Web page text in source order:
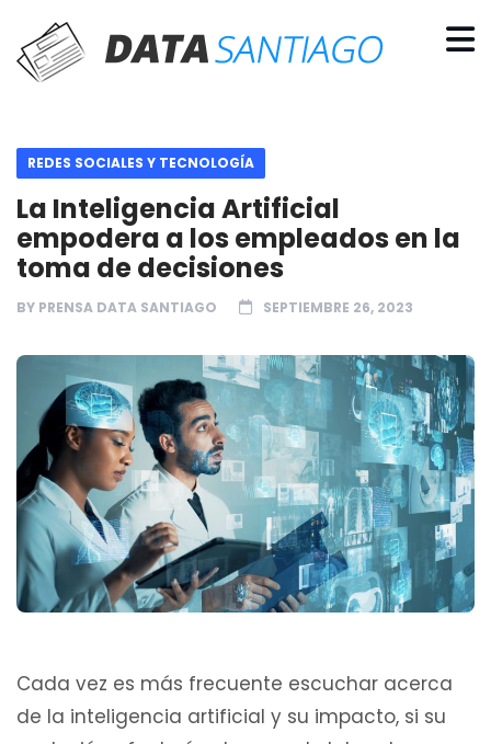
REDES SOCIALES Y TECNOLOGÍA
La Inteligencia Artificial
empodera a los empleados en la
toma de decisiones
BY PRENSA DATA SANTIAGO SEPTIEMBRE 26, 2023
Cada vez es más frecuente escuchar acerca
de la inteligencia artificial y su impacto, si su